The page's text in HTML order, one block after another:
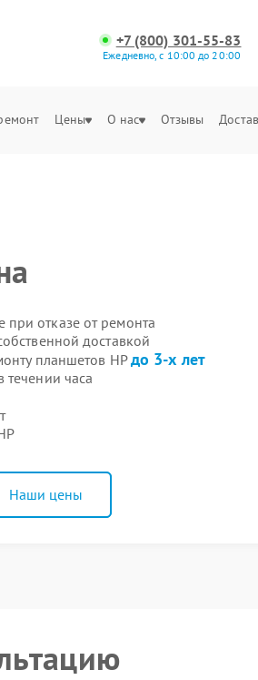
+7 (800) 301-55-83
Ежедневно, с 10:00 до 20:00
Цены О нас Отзывы
при отказе от ремонта
доставкой
планшетов HPдо 3-х лет
часа
Наши цены